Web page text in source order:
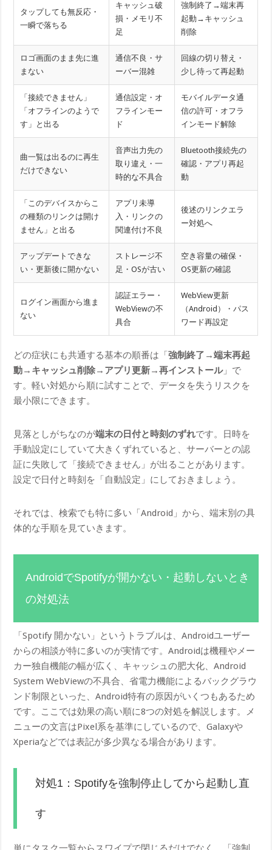
タップしても無反応・
一瞬で落ちる
キャッシュ破
損・メモリ不
足
強制終了→端末再
起動→キャッシュ
削除
ロゴ画面のまま先に進
まない
通信不良・サ
ーバー混雑
回線の切り替え・
少し待って再起動
「接続できません」
「オフラインのようで
す」と出る
通信設定・オ
フラインモー
ド
モバイルデータ通
信の許可・オフラ
インモード解除
曲一覧は出るのに再生
だけできない
音声出力先の
取り違え・一
時的な不具合
Bluetooth接続先の
確認・アプリ再起
動
「このデバイスからこ
の種類のリンクは開け
ません」と出る
アプリ未導
入・リンクの
関連付け不良
後述のリンクエラ
ー対処へ
アップデートできな
い・更新後に開かない
ストレージ不
足・OSが古い
空き容量の確保・
OS更新の確認
ログイン画面から進ま
ない
認証エラー・
WebViewの不
具合
WebView更新
（Android）・パス
ワード再設定
どの症状にも共通する基本の順番は「強制終了→端末再起
動→キャッシュ削除→アプリ更新→再インストール」で
す。軽い対処から順に試すことで、データを失うリスクを
最小限にできます。
見落としがちなのが端末の日付と時刻のずれです。日時を
手動設定にしていて大きくずれていると、サーバーとの認
証に失敗して「接続できません」が出ることがあります。
設定で日付と時刻を「自動設定」にしておきましょう。
それでは、検索でも特に多い「Android」から、端末別の具
体的な手順を見ていきます。
AndroidでSpotifyが開かない・起動しないとき
の対処法
「Spotify 開かない」というトラブルは、Androidユーザー
からの相談が特に多いのが実情です。Androidは機種やメー
カー独自機能の幅が広く、キャッシュの肥大化、Android
System WebViewの不具合、省電力機能によるバックグラウ
ンド制限といった、Android特有の原因がいくつもあるため
です。ここでは効果の高い順に8つの対処を解説します。メ
ニューの文言はPixel系を基準にしているので、Galaxyや
Xperiaなどでは表記が多少異なる場合があります。
対処1：Spotifyを強制停止してから起動し直
す